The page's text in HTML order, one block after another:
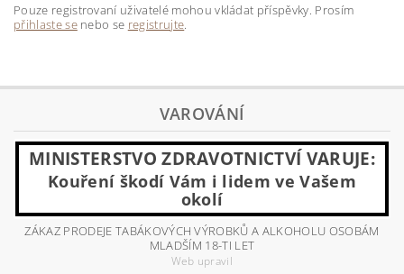
Pouze registrovaní uživatelé mohou vkládat příspěvky. Prosím
přihlaste senebo se registrujte
VAROVÁNÍ
MINISTERSTVO ZDRAVOTNICTVÍ VARUJE:
Kouření škodí Vám i lidem ve Vašem
okolí
ZÁKAZ PRODEJE TABÁKOVÝCH VÝROBKŮ A ALKOHOLU OSOBÁM
MLADŠÍM 18-TI LET
Web upravil